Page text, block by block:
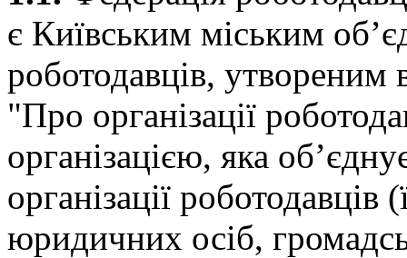
є Київським міським
роботодавців, утвореним
"Про організації
організацією, яка
організації
юридичних осіб,